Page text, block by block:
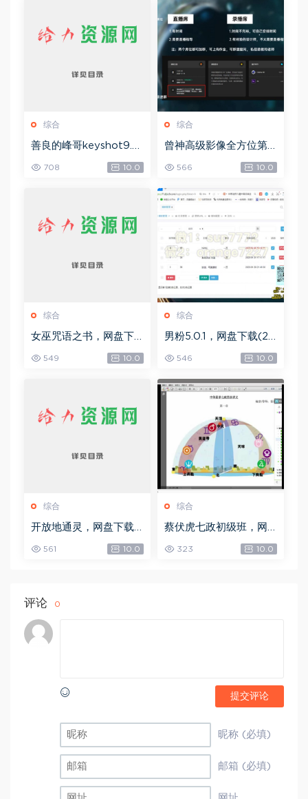
综合
善良的峰哥keyshot9.0
自学宝典，网盘下载(2.3
6G)
708 10.0
综合
曾神高级影像全方位第
四期，网盘下载(49.08
G)
566 10.0
综合
女巫咒语之书，网盘下
549 10.0
综合
男粉5.0.1，网盘下载(25
546 10.0
综合
开放地通灵，网盘下载
561 10.0
综合
蔡伏虎七政初级班，网
323 10.0
评论 0
提交评论
昵称 (必填)
邮箱 (必填)